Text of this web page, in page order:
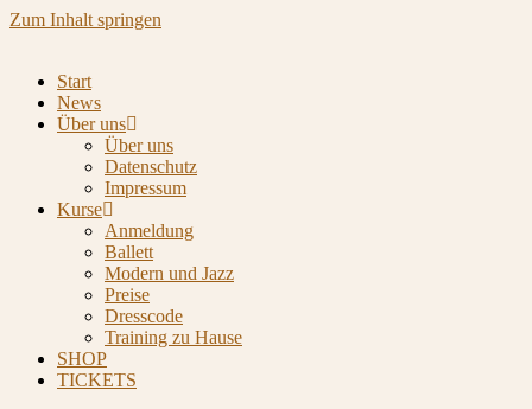
Zum Inhalt springen
Start
News
Über uns
Über uns
Datenschutz
Impressum
Kurse
Anmeldung
Ballett
Modern und Jazz
Preise
Dresscode
Training zu Hause
SHOP
TICKETS